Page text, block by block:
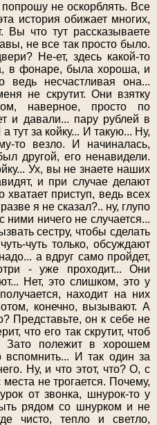
не оскорблять. Все
история обижает многих,
Вы что тут рассказываете
не все так просто было.
Не-ет, здесь какой-то
в фонаре, была хороша, и
несчастливая она...
не скрутит. Они взятку
наверное, просто по
и давали... пару рублей в
тут за койку... И такую... Ну,
то везло. И начиналась,
другой, его ненавидели.
Ух, вы не знаете наших
и при случае делают
хватает приступ, ведь всех
я не сказал?.. ну, глупо
ничего не случается...
сестру, чтобы сделать
чуть только, обсуждают
а вдруг само пройдет,
- уже проходит... Они
Нет, это слишком, это у
находит на них
конечно, вызывают. А
Представьте, он к себе не
что его так скрутит, чтоб
Зато полежит в хорошем
вспомнить... И так один за
Ну, и что этот, что? О, с
не трогается. Почему,
от звонка, шнурок-то у
рядом со шнурком и не
чисто, тепло и светло,